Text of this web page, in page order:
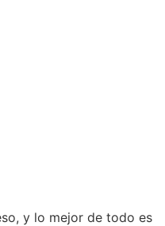
y lo mejor de todo es